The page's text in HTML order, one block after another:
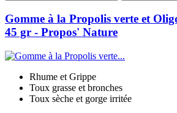
Gomme à la Propolis verte et
45 gr - Propos' Nature
Rhume et Grippe
Toux grasse et bronches
Toux sèche et gorge irritée